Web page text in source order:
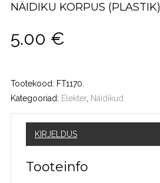
NÄIDIKU KORPUS (PLASTIK)
5.00 €
Tootekood: FT1170
Kategooriad: Elekter, Näidikud
KIRJELDUS
Tooteinfo